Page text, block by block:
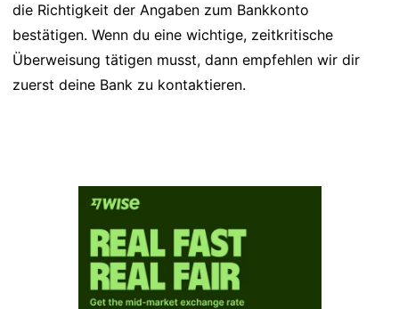
die Richtigkeit der Angaben zum Bankkonto
bestätigen. Wenn du eine wichtige, zeitkritische
Überweisung tätigen musst, dann empfehlen wir dir
zuerst deine Bank zu kontaktieren.